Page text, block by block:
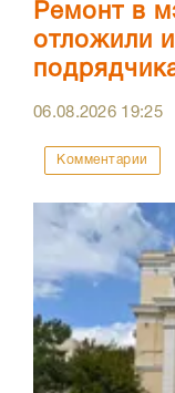
Ремонт в
отложили
06.08.2026 19:25
Комментарии